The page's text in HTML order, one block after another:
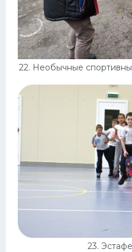
22. Необычные
23.